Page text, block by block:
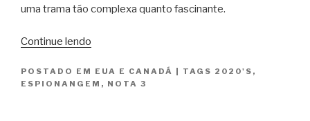
uma trama tão complexa quanto fascinante.
Continue lendo
Black
POSTADO EM EUA E CANADÁ TAGS 2020'S ,
ESPIONANGEM , NOTA 3